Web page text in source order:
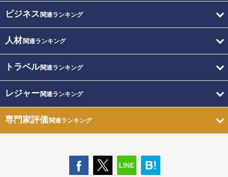
ビジネス 関連ランキング
人材関連ランキング
トラベル関連ランキング
レジャー関連ランキング
専門家評価関連ランキング